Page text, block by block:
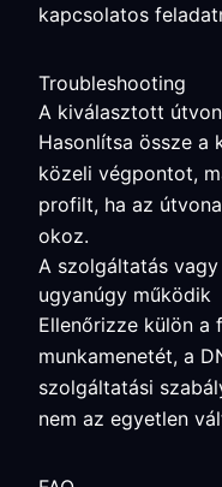
kapcsolatos
Troubleshooting
A kiválasztott
Hasonlítsa össze a
közeli végpontot,
profilt, ha az
okoz.
A szolgáltatás
ugyanúgy működik
Ellenőrizze külön a
munkamenetét, a
szolgáltatási
nem az egyetlen